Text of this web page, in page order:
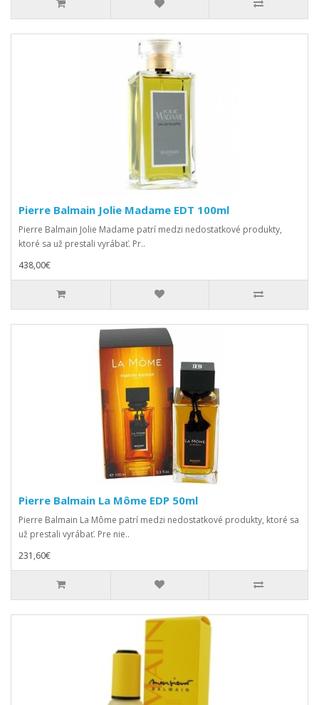
Pierre Balmain Jolie Madame EDT 100ml
Pierre Balmain Jolie Madame patrí medzi nedostatkové produkty,
ktoré sa už prestali vyrábať. Pr..
438,00€
Pierre Balmain La Môme EDP 50ml
Pierre Balmain La Môme patrí medzi nedostatkové produkty, ktoré sa
už prestali vyrábať. Pre nie..
231,60€